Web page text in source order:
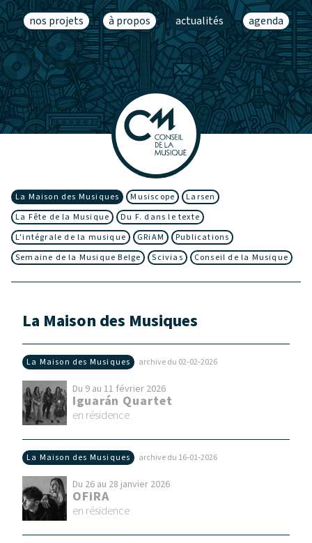
nos projets à propos actualités agenda
La Maison des Musiques Musiscope
Larsen
La Fête de la Musique
Du F. dans le texte
L'intégrale de la musique
GRiAM
Publications
Semaine de la Musique Belge
Scivias Conseil de la Musique
La Maison des Musiques
La Maison des Musiques archive du 02‑02‑2026
Du 9 au 11 février 2026
Iguarán Quartet
en résidence
La Maison des Musiques archive du 16‑01‑2026
Du 26 au 28 janvier 2026
OFiRA
en résidence